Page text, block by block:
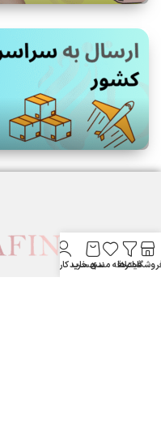
فیلترها
علاقه مندیسبد خرید
حساب کاربری من